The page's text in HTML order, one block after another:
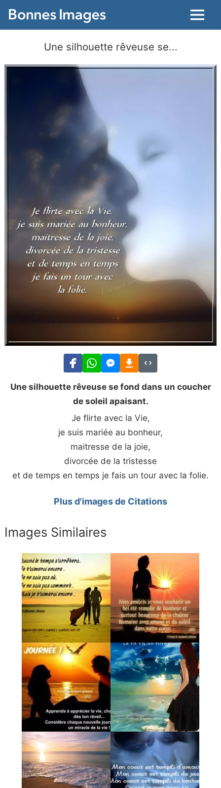
Menu
Une silhouette rêveuse se...
Une silhouette rêveuse se fond dans un coucher
de soleil apaisant.
Je flirte avec la Vie,
je suis mariée au bonheur,
maitresse de la joie,
divorcée de la tristesse
et de temps en temps je fais un tour avec la folie.
Plus d'images de Citations
Images Similaires